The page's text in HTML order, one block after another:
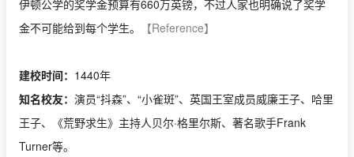
伊顿公学的奖学金预算有660万英镑，不过人家也明确说了奖学
金不可能给到每个学生。
【Reference】
建校时间： 1440年
知名校友： 演员“抖森”、“小雀斑”、英国王室成员威廉王子、哈里
王子、《荒野求生》主持人贝尔·格里尔斯、著名歌手Frank
Turner等。